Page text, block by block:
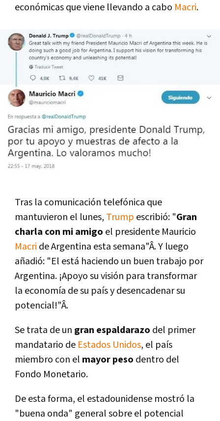
económicas que viene llevando a cabo Macri.
Tras la comunicación telefónica que
mantuvieron el lunes, Trump escribió: "Gran
charla con mi amigo el presidente Mauricio
Macri de Argentina esta semana"Â. Y luego
añadió: "El está haciendo un buen trabajo por
Argentina. ¡Apoyo su visión para transformar
la economí­a de su paí­s y desencadenar su
potencial!"Â.
Se trata de un gran espaldarazo del primer
mandatario de Estados Unidos, el paí­s
miembro con el mayor peso dentro del
Fondo Monetario.
De esta forma, el estadounidense mostró la
"buena onda" general sobre el potencial